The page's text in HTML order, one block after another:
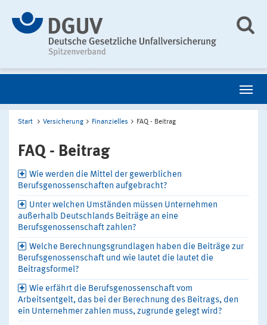
Start Versicherung Finanzielles FAQ - Beitrag
FAQ - Beitrag
Wie werden die Mittel der gewerblichen
Berufsgenossenschaften aufgebracht?
Unter welchen Umständen müssen Unternehmen
außerhalb Deutschlands Beiträge an eine
Berufsgenossenschaft zahlen?
Welche Berechnungsgrundlagen haben die Beiträge zur
Berufsgenossenschaft und wie lautet die lautet die
Beitragsformel?
Wie erfährt die Berufsgenossenschaft vom
Arbeitsentgelt, das bei der Berechnung des Beitrags, den
ein Unternehmer zahlen muss, zugrunde gelegt wird?